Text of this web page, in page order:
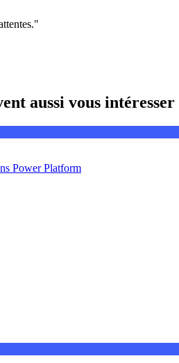
aussi vous intéresser
Power Platform